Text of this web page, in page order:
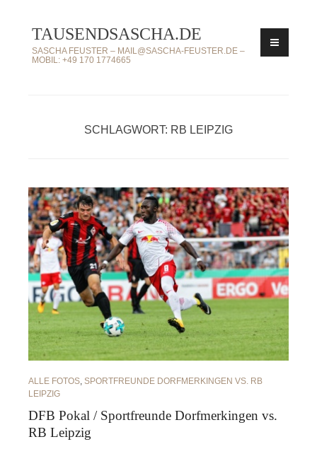
Inhalt
springen
TAUSENDSASCHA.DE
SASCHA FEUSTER – MAIL@SASCHA-FEUSTER.DE –
MOBIL: +49 170 1774665
SCHLAGWORT: RB LEIPZIG
ALLE FOTOS SPORTFREUNDE DORFMERKINGEN VS. RB
LEIPZIG
DFB Pokal / Sportfreunde Dorfmerkingen vs.
RB Leipzig